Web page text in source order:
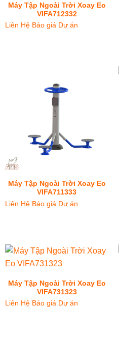
Máy Tập Ngoài Trời Xoay Eo
VIFA712332
Liên Hệ Báo giá Dự án
Máy Tập Ngoài Trời Xoay Eo
VIFA711333
Liên Hệ Báo giá Dự án
Máy Tập Ngoài Trời Xoay Eo
VIFA731323
Liên Hệ Báo giá Dự án